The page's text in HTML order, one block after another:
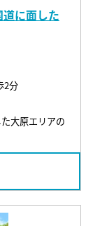
に面した
2分
大原エリアの